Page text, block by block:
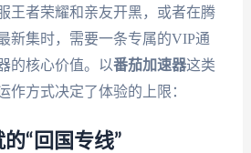
王者荣耀和亲友开黑，或者在腾
新集时，需要一条专属的VIP通
的核心价值。以番茄加速器这类
作方式决定了体验的上限：
“回国专线”